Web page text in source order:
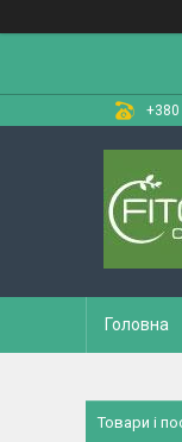
+380
Головна
Товари і